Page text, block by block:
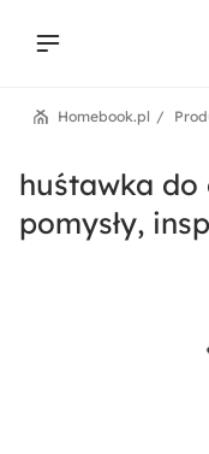
Homebook.pl
huśtawka
pomysły,